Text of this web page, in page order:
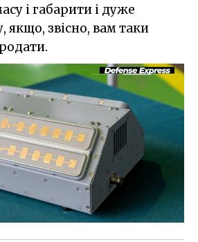
і габарити і дуже
якщо, звісно, вам таки